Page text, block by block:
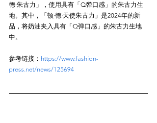
德·朱古力」，使用具有「Q弹口感」的朱古力生
地。其中，「顿·德·天使朱古力」是2024年的新
品，将奶油夹入具有「Q弹口感」的朱古力生地
参考链接： https://www.fashion-
press.net/news/125694